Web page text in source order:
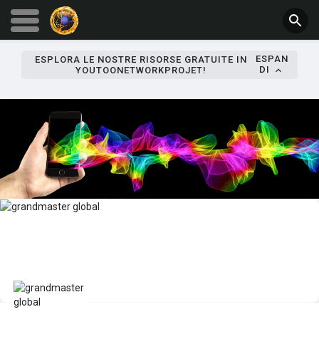
ESPLORA LE NOSTRE RISORSE GRATUITE IN
YOUTOONETWORKPROJET!
ESPAN
DI